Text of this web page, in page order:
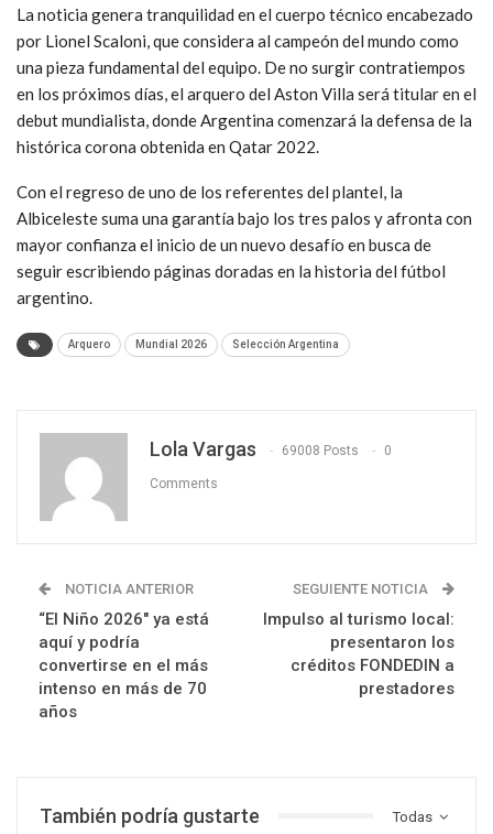
La noticia genera tranquilidad en el cuerpo técnico encabezado
por Lionel Scaloni, que considera al campeón del mundo como
una pieza fundamental del equipo. De no surgir contratiempos
en los próximos días, el arquero del Aston Villa será titular en el
debut mundialista, donde Argentina comenzará la defensa de la
histórica corona obtenida en Qatar 2022.
Con el regreso de uno de los referentes del plantel, la
Albiceleste suma una garantía bajo los tres palos y afronta con
mayor confianza el inicio de un nuevo desafío en busca de
seguir escribiendo páginas doradas en la historia del fútbol
argentino.
Arquero Mundial 2026 Selección Argentina
Lola Vargas 69008 Posts 0
Comments
NOTICIA ANTERIOR
“El Niño 2026″ ya está
aquí y podría
convertirse en el más
intenso en más de 70
años
SEGUIENTE NOTICIA
Impulso al turismo local:
presentaron los
créditos FONDEDIN a
prestadores
Todas
También podría gustarte